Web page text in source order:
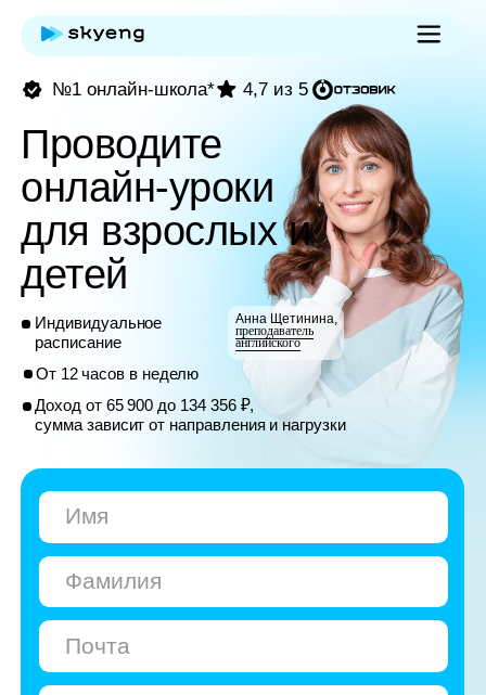
Индивидуальное
расписание
От 12 часов в неделю
Доход от 65 900 до 134 356 ₽,
сумма зависит от направления и нагрузки
4,7 из 5
Проводите
онлайн-уроки
для взрослых и
детей
Анна Щетинина,
преподаватель